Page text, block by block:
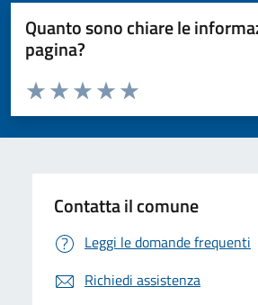
Quanto sono chiare le
pagina?
Valuta da 1 a 5 stelle la pagina
Valuta 5 stelle su 5
Valuta 4 stelle su 5
Valuta 3 stelle su 5
Valuta 2 stelle su 5
Valuta 1 stelle su 5
Contatta il comune
Leggi le domande frequenti
Richiedi assistenza